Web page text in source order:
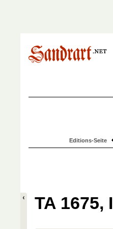
Editions-Seite
TA 1675,